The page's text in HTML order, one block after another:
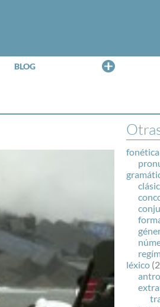
BLOG
la
cuyo
fonética
léxico